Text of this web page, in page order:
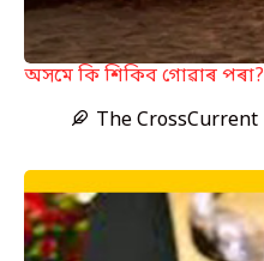
অসমে কি শিকিব গোৱাৰ পৰা?
The CrossCurrent